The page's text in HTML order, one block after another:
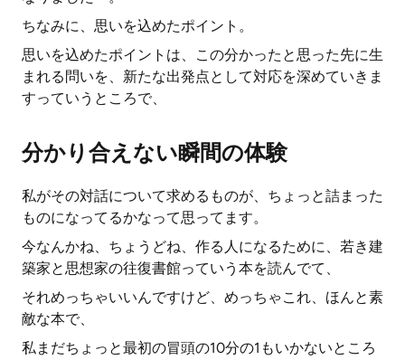
ちなみに、思いを込めたポイント。
思いを込めたポイントは、この分かったと思った先に生
まれる問いを、新たな出発点として対応を深めていきま
すっていうところで、
分かり合えない瞬間の体験
私がその対話について求めるものが、ちょっと詰まった
ものになってるかなって思ってます。
今なんかね、ちょうどね、作る人になるために、若き建
築家と思想家の往復書館っていう本を読んでて、
それめっちゃいいんですけど、めっちゃこれ、ほんと素
敵な本で、
私まだちょっと最初の冒頭の10分の1もいかないところ